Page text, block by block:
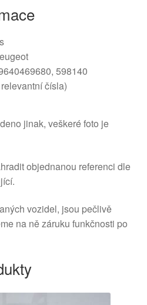
598140
čísla)
jinak, veškeré foto je
objednanou referenci dle
vozidel, jsou pečlivě
na ně záruku funkčnosti po